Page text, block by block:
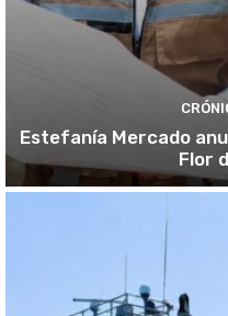
Estefanía Mercado
Flor